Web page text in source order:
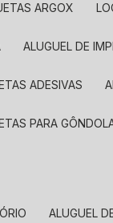
ARGOX
ALUGUEL DE
ADESIVAS
PARA
ALUGUEL